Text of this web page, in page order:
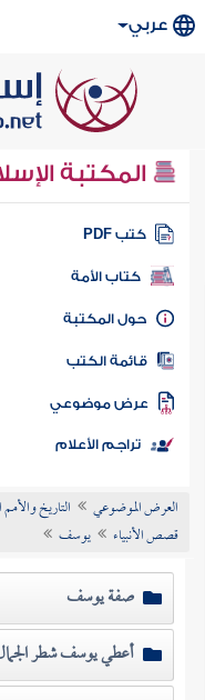
عربي
المكتبة
كتب PDF
كتاب الأمة
المكتبة
الكتب
موضوعي
تراجم الأعلام
العرض الموضوعي التاريخ
قصص الأنبياء
يوسف
صفة يوسف
أعطي يوسف شطر